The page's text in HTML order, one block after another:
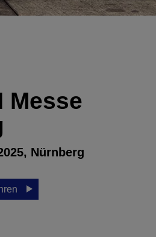
Messe
Nürnberg